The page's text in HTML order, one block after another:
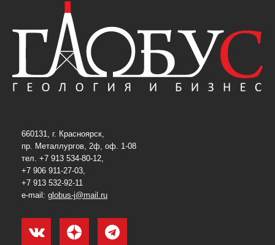
660131, г. Красноярск,
пр. Металлургов, 2ф, оф. 1-08
тел. +7 913 534-80-12,
+7 906 911-27-03,
+7 913 532-92-11
e-mail: globus-j@mail.ru